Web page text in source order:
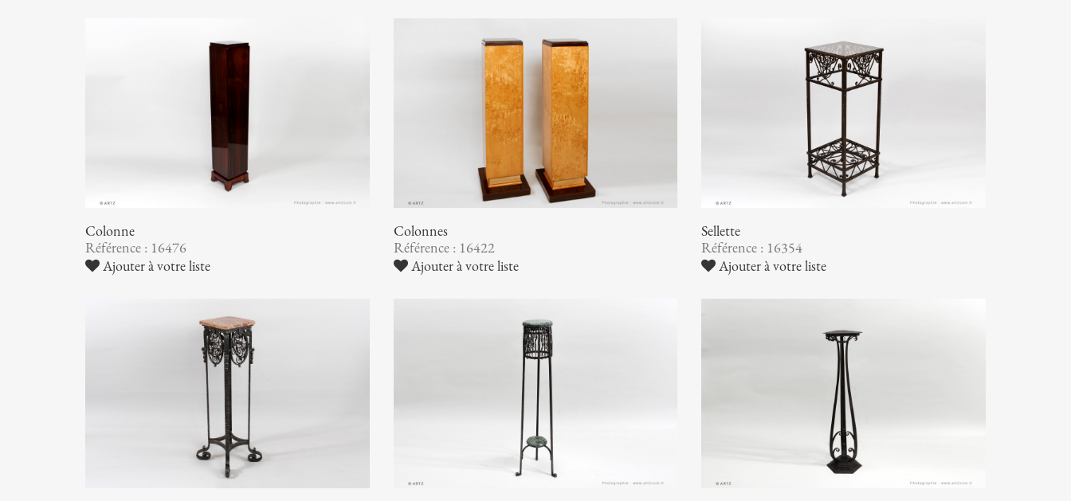
Colonne
Référence : 16476
Ajouter à votre liste
Colonnes
Référence : 16422
Ajouter à votre liste
Sellette
Référence : 16354
Ajouter à votre liste